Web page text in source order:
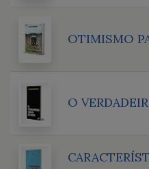
OTIMISMO
O